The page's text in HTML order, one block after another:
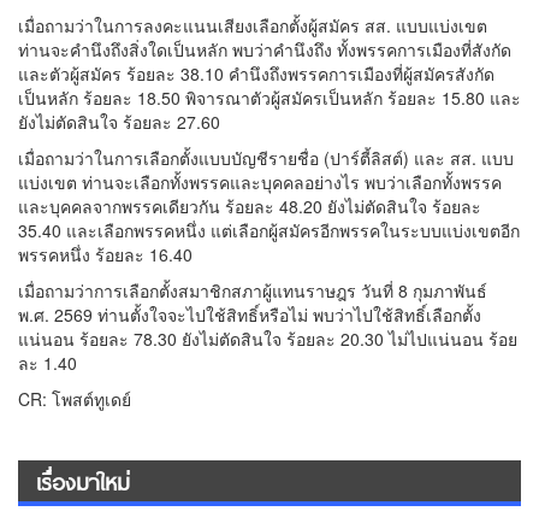
เมื่อถามว่าในการลงคะแนนเสียงเลือกตั้งผู้สมัคร สส. แบบแบ่งเขต
ท่านจะคำนึงถึงสิ่งใดเป็นหลัก พบว่าคำนึงถึง ทั้งพรรคการเมืองที่สังกัด
และตัวผู้สมัคร ร้อยละ 38.10 คำนึงถึงพรรคการเมืองที่ผู้สมัครสังกัด
เป็นหลัก ร้อยละ 18.50 พิจารณาตัวผู้สมัครเป็นหลัก ร้อยละ 15.80 และ
ยังไม่ตัดสินใจ ร้อยละ 27.60
เมื่อถามว่าในการเลือกตั้งแบบบัญชีรายชื่อ (ปาร์ตี้ลิสต์) และ สส. แบบ
แบ่งเขต ท่านจะเลือกทั้งพรรคและบุคคลอย่างไร พบว่าเลือกทั้งพรรค
และบุคคลจากพรรคเดียวกัน ร้อยละ 48.20 ยังไม่ตัดสินใจ ร้อยละ
35.40 และเลือกพรรคหนึ่ง แต่เลือกผู้สมัครอีกพรรคในระบบแบ่งเขตอีก
พรรคหนึ่ง ร้อยละ 16.40
เมื่อถามว่าการเลือกตั้งสมาชิกสภาผู้แทนราษฎร วันที่ 8 กุมภาพันธ์
พ.ศ. 2569 ท่านตั้งใจจะไปใช้สิทธิ์หรือไม่ พบว่าไปใช้สิทธิ์เลือกตั้ง
แน่นอน ร้อยละ 78.30 ยังไม่ตัดสินใจ ร้อยละ 20.30 ไม่ไปแน่นอน ร้อย
ละ 1.40
CR: โพสต์ทูเดย์
เรื่องมาใหม่